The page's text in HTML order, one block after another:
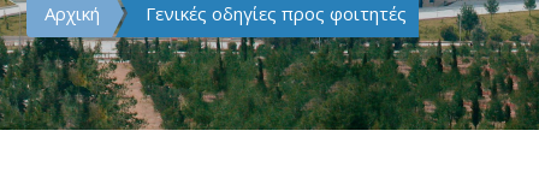
Αρχική Γενικές οδηγίες προς φοιτητές